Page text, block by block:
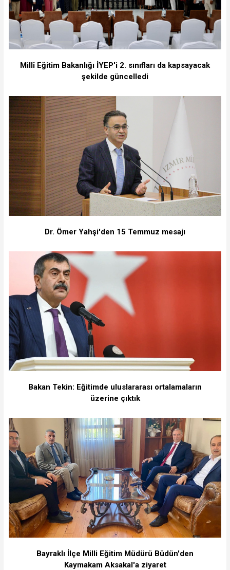
Millî Eğitim Bakanlığı İYEP'i 2. sınıfları da kapsayacak
şekilde güncelledi
Dr. Ömer Yahşi'den 15 Temmuz mesajı
Bakan Tekin: Eğitimde uluslararası ortalamaların
üzerine çıktık
Bayraklı İlçe Milli Eğitim Müdürü Büdün'den
Kaymakam Aksakal'a ziyaret